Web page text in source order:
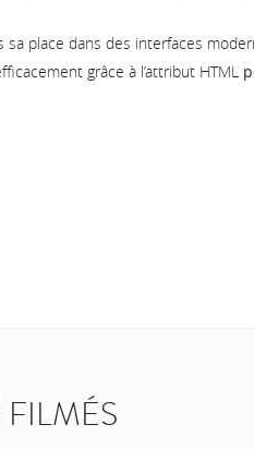
sa place dans des interfaces
grâce à l’attribut HTML